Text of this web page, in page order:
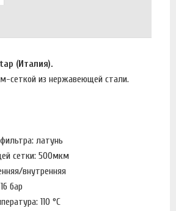
(Италия).
сеткой из нержавеющей стали.
латунь
сетки: 500мкм
внутренняя
бар
110 °С